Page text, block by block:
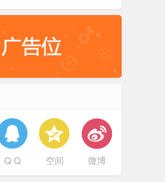
Q Q 空间 微博